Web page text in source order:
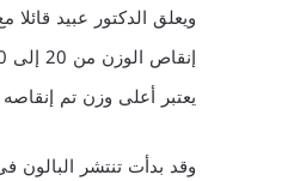
ويعلق الدكتور عبيد
يعتبر أعلى وزن تم